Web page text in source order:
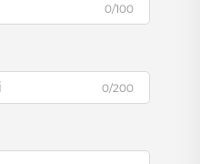
0/100
0/200